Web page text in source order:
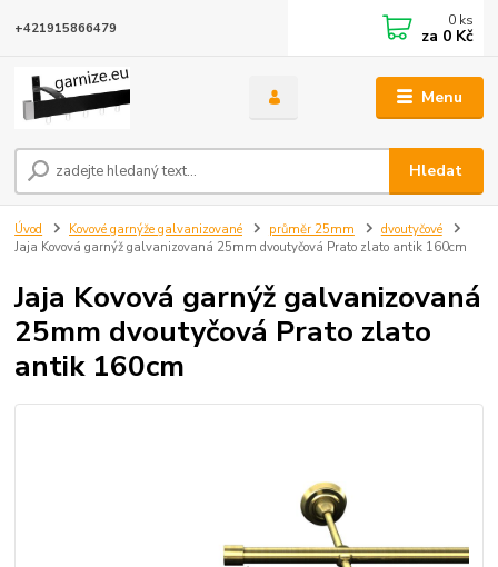
Menu
Hledat
+421915866479 0 ks
za 0 Kč
Úvod Kovové garnýže galvanizované průměr 25mm
dvoutyčové
Jaja Kovová garnýž galvanizovaná 25mm dvoutyčová Prato zlato antik 160cm
Jaja Kovová garnýž galvanizovaná
25mm dvoutyčová Prato zlato
antik 160cm